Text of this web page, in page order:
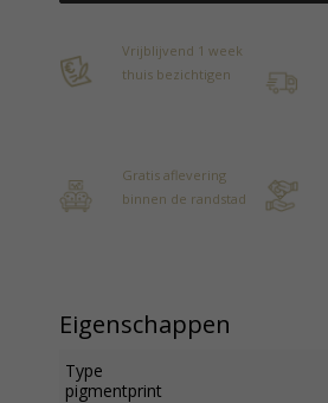
Vrijblijvend 1 week
thuis bezichtigen
Gratis aflevering
binnen de randstad
Eigenschappen
Type
pigmentprint